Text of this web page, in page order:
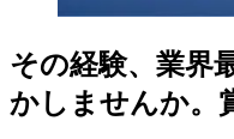
その経験、業界
かしませんか。